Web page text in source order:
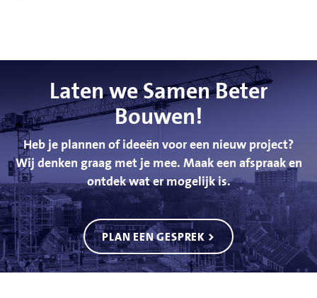
Laten we Samen Beter
Bouwen!
Heb je plannen of ideeën voor een nieuw project?
Wij denken graag met je mee. Maak een afspraak en
ontdek wat er mogelijk is.
PLAN EEN GESPREK >